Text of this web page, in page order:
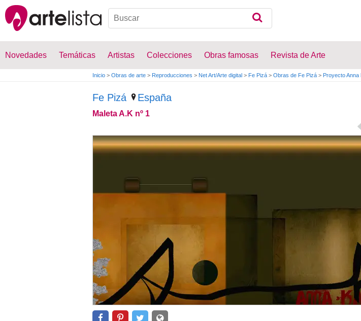
Novedades Temáticas Artistas Colecciones Obras famosas Revista de Arte
Inicio > Obras de arte > Reproducciones > Net Art/Arte digital > Fe Pizá > Obras de Fe Pizá > Proyecto Anna
Fe Pizá España
Maleta A.K nº 1